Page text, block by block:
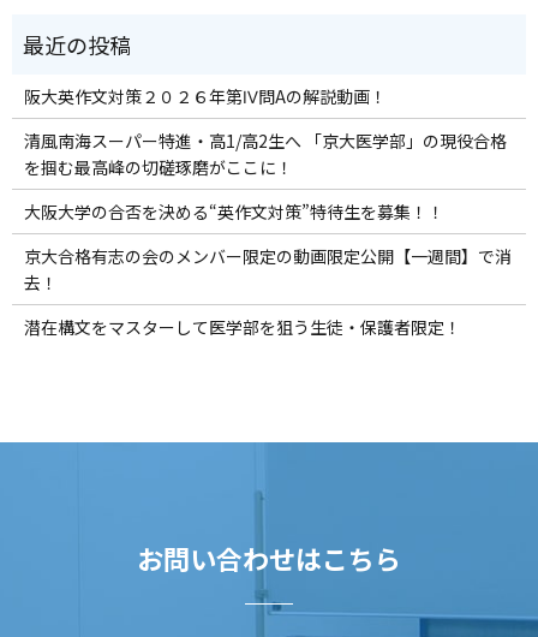
阪大英作文対策２０２６年第Ⅳ問Aの解説動画！
清風南海スーパー特進・高1/高2生へ 「京大医学部」の現役合格
を掴む最高峰の切磋琢磨がここに！
大阪大学の合否を決める“英作文対策”特待生を募集！！
京大合格有志の会のメンバー限定の動画限定公開【一週間】で消
去！
潜在構文をマスターして医学部を狙う生徒・保護者限定！
お問い合わせはこちら